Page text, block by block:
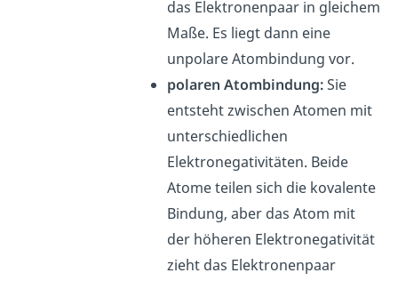
das Elektronenpaar in gleichem
Maße. Es liegt dann eine
unpolare Atombindung vor.
polaren Atombindung:Sie
entsteht zwischen Atomen mit
unterschiedlichen
Elektronegativitäten. Beide
Atome teilen sich die kovalente
Bindung, aber das Atom mit
der höheren Elektronegativität
zieht das Elektronenpaar